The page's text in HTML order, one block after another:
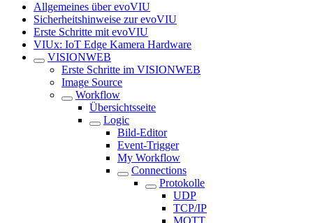
Allgemeines über evoVIU
Sicherheitshinweise zur evoVIU
Erste Schritte mit evoVIU
VIUx: IoT Edge Kamera Hardware
VISIONWEB
Erste Schritte im VISIONWEB
Image Source
Workflow
Übersichtsseite
Logic
Bild-Editor
Event-Trigger
My Workflow
Connections
Protokolle
UDP
TCP/IP
MQTT